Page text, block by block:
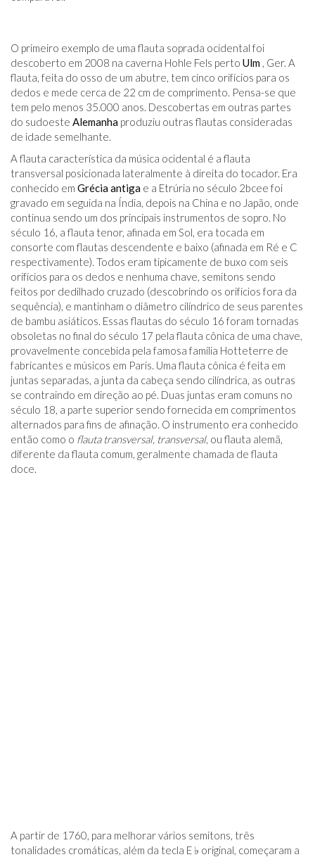
O primeiro exemplo de uma flauta soprada ocidental foi
descoberto em 2008 na caverna Hohle Fels perto Ulm , Ger. A
flauta, feita do osso de um abutre, tem cinco orifícios para os
dedos e mede cerca de 22 cm de comprimento. Pensa-se que
tem pelo menos 35.000 anos. Descobertas em outras partes
do sudoeste Alemanha produziu outras flautas consideradas
de idade semelhante.
A flauta característica da música ocidental é a flauta
transversal posicionada lateralmente à direita do tocador. Era
conhecido em Grécia antiga e a Etrúria no século 2bcee foi
gravado em seguida na Índia, depois na China e no Japão, onde
continua sendo um dos principais instrumentos de sopro. No
século 16, a flauta tenor, afinada em Sol, era tocada em
consorte com flautas descendente e baixo (afinada em Ré e C
respectivamente). Todos eram tipicamente de buxo com seis
orifícios para os dedos e nenhuma chave, semitons sendo
feitos por dedilhado cruzado (descobrindo os orifícios fora da
sequência), e mantinham o diâmetro cilíndrico de seus parentes
de bambu asiáticos. Essas flautas do século 16 foram tornadas
obsoletas no final do século 17 pela flauta cônica de uma chave,
provavelmente concebida pela famosa família Hotteterre de
fabricantes e músicos em Paris. Uma flauta cônica é feita em
juntas separadas, a junta da cabeça sendo cilíndrica, as outras
se contraindo em direção ao pé. Duas juntas eram comuns no
século 18, a parte superior sendo fornecida em comprimentos
alternados para fins de afinação. O instrumento era conhecido
então como o flauta transversal, transversal, ou flauta alemã,
diferente da flauta comum, geralmente chamada de flauta
doce.
A partir de 1760, para melhorar vários semitons, três
tonalidades cromáticas, além da tecla E ♭ original, começaram a